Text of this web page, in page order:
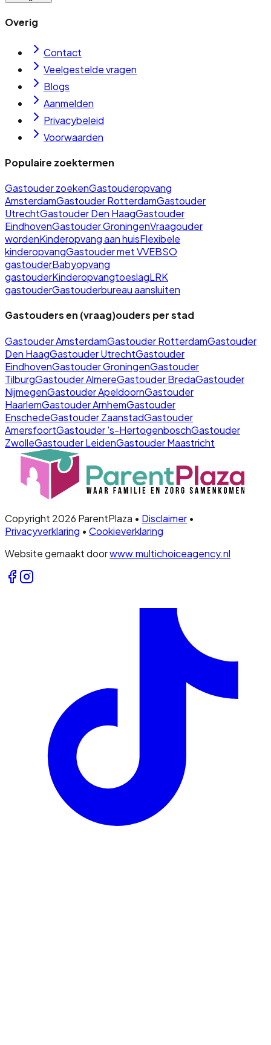
Overig
Contact
Veelgestelde vragen
Blogs
Aanmelden
Privacybeleid
Voorwaarden
Populaire zoektermen
Gastouder zoekenGastouderopvang
AmsterdamGastouder RotterdamGastouder
UtrechtGastouder Den HaagGastouder
EindhovenGastouder GroningenVraagouder
wordenKinderopvang aan huisFlexibele
kinderopvangGastouder met VVEBSO
gastouderBabyopvang
gastouderKinderopvangtoeslagLRK
gastouderGastouderbureau aansluiten
Gastouders en (vraag)ouders per stad
GastouderAmsterdamGastouderRotterdamGastouder
Den HaagGastouderUtrechtGastouder
EindhovenGastouderGroningenGastouder
TilburgGastouderAlmereGastouderBredaGastouder
NijmegenGastouderApeldoornGastouder
HaarlemGastouderArnhemGastouder
EnschedeGastouderZaanstadGastouder
AmersfoortGastouder's-HertogenboschGastouder
ZwolleGastouderLeidenGastouderMaastricht
Copyright 2026 ParentPlaza • Disclaimer •
Privacyverklaring • Cookieverklaring
Website gemaakt doorwww.multichoiceagency.nl